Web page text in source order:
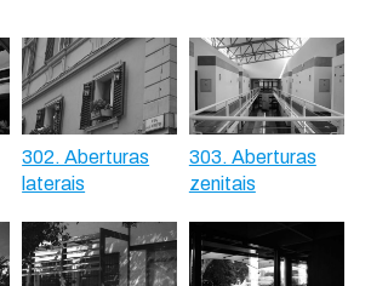
302. Aberturas
laterais
303. Aberturas
zenitais